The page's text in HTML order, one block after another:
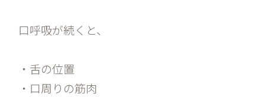
口呼吸が続くと、
・舌の位置
・口周りの筋肉